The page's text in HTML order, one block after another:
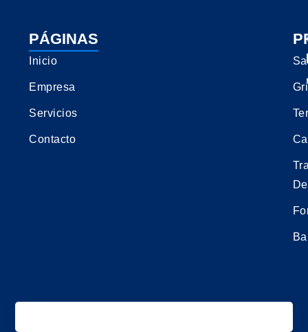
PÁGINAS
Inicio
Empresa
Servicios
Contacto